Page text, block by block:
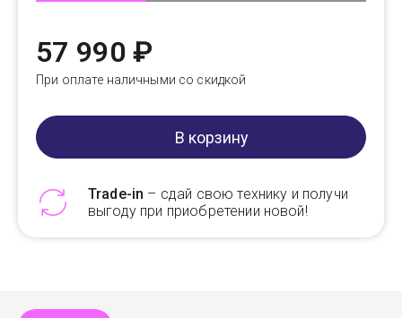
57 990 ₽
При оплате наличными со скидкой
В корзину
Trade-in – сдай свою технику и получи
выгоду при приобретении новой!